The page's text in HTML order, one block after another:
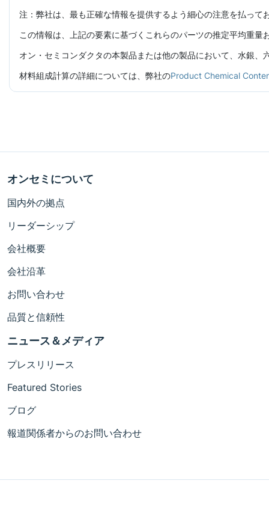
注：弊社は、最も正確な情報を提供するよう細心の注意を払っ
この情報は、上記の要素に基づくこれらのパーツの推定平均重
オン・セミコンダクタの本製品または他の製品において、水銀
材料組成計算の詳細については、弊社のProduct Chemical
オンセミについて
国内外の拠点
リーダーシップ
会社概要
会社沿革
お問い合わせ
品質と信頼性
ニュース＆メディア
プレスリリース
Featured Stories
ブログ
報道関係者からのお問い合わせ